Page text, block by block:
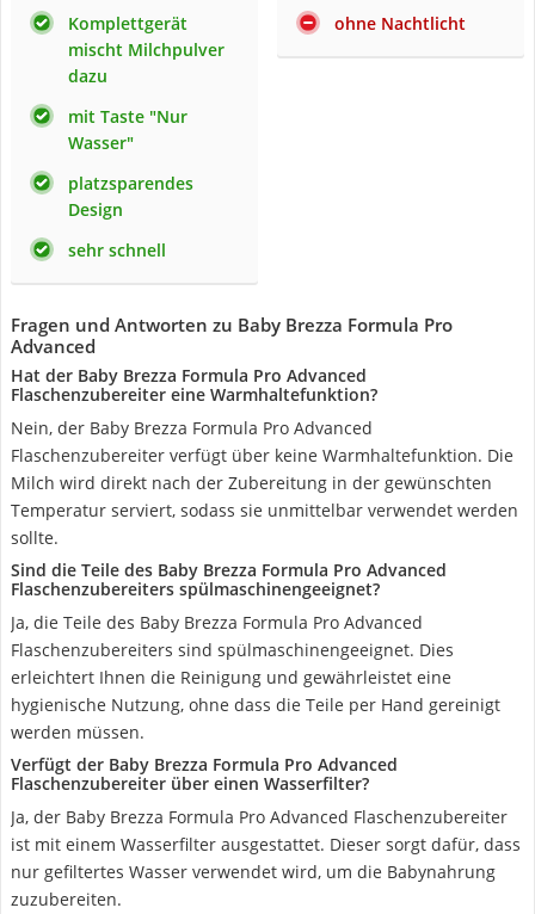
Komplettgerät
mischt Milchpulver
dazu
mit Taste "Nur
Wasser"
platzsparendes
Design
sehr schnell
ohne Nachtlicht
Fragen und Antworten zu Baby Brezza Formula Pro
Advanced
Hat der Baby Brezza Formula Pro Advanced
Flaschenzubereiter eine Warmhaltefunktion?
Nein, der Baby Brezza Formula Pro Advanced
Flaschenzubereiter verfügt über keine Warmhaltefunktion. Die
Milch wird direkt nach der Zubereitung in der gewünschten
Temperatur serviert, sodass sie unmittelbar verwendet werden
sollte.
Sind die Teile des Baby Brezza Formula Pro Advanced
Flaschenzubereiters spülmaschinengeeignet?
Ja, die Teile des Baby Brezza Formula Pro Advanced
Flaschenzubereiters sind spülmaschinengeeignet. Dies
erleichtert Ihnen die Reinigung und gewährleistet eine
hygienische Nutzung, ohne dass die Teile per Hand gereinigt
werden müssen.
Verfügt der Baby Brezza Formula Pro Advanced
Flaschenzubereiter über einen Wasserfilter?
Ja, der Baby Brezza Formula Pro Advanced Flaschenzubereiter
ist mit einem Wasserfilter ausgestattet. Dieser sorgt dafür, dass
nur gefiltertes Wasser verwendet wird, um die Babynahrung
zuzubereiten.